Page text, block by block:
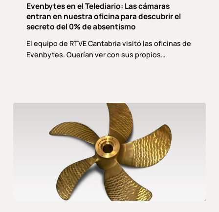
Evenbytes en el Telediario: Las cámaras
entran en nuestra oficina para descubrir el
secreto del 0% de absentismo
El equipo de RTVE Cantabria visitó las oficinas de
Evenbytes. Querían ver con sus propios…